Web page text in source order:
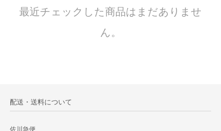
最近チェックした商品はまだありませ
ん。
配送・送料について
佐川急便